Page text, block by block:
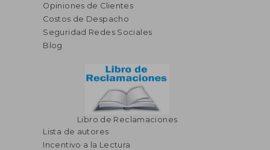
Opiniones de Clientes
Costos de Despacho
Seguridad Redes Sociales
Blog
Libro de Reclamaciones
Lista de autores
Incentivo a la Lectura